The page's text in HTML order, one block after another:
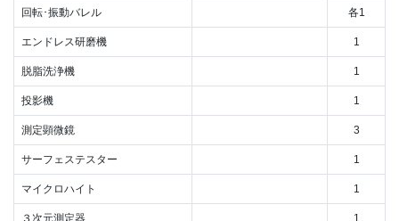
回転･振動バレル 各1
エンドレス研磨機 1
脱脂洗浄機 1
投影機 1
測定顕微鏡 3
サーフェステスター 1
マイクロハイト 1
３次元測定器 1